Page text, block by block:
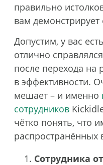
правильно
вам демонстрирует
Допустим, у вас
отлично
после перехода на
в эффективности.
мешает – и именно
сотрудников
чётко понять, что
распространённых
Сотрудника